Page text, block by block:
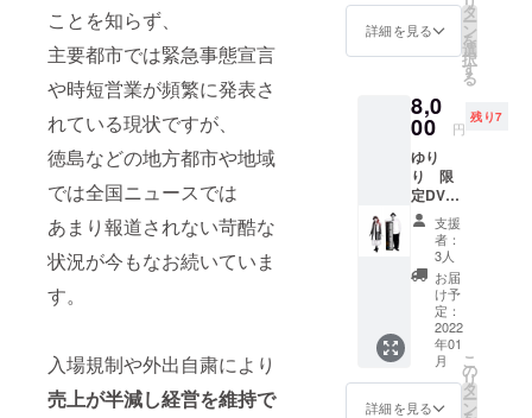
ことを知らず、
主要都市では緊急事態宣言
や時短営業が頻繁に発表さ
れている現状ですが、
徳島などの地方都市や地域
では全国ニュースでは
あまり報道されない苛酷な
状況が今もなお続いていま
す。
入場規制や外出自粛により
売上が半減し経営を維持で
ませ
ん。 ※
合はご
使用で
ん。
けん
MUSIC
covid-
19 』 ～
不安な
時、心
配な
時、い
つも支
えてく
れたん
は、大
好きな
あのメ
ロディ
やった
～ のラ
イブの
模様を
てお渡
ししま
す。 ※
返礼品:
DVD（
ライブ
映像本
編＋お
礼のビ
デオ
メッ
セージ
付）
〈限定
DVDに
つい
て〉 10
月31日
開催の
『ほな
けん
詳細を見る
タ
ー
ン
を
選
択
す
る
8,0
00 円
残り7
ゆり
り 限
定DVD
コー
ス い
ただい
た支援
金を出
演者に
イベン
ト出演
料とし
てお渡
ししま
支援
者：
3人
お届
け予
定：
2022
年01
月
詳細を見る
こ
の
リ
タ
ー
ン